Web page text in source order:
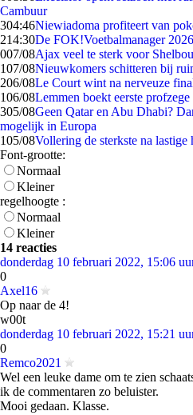
Cambuur
304:46Niewiadoma profiteert van
214:30De FOK!Voetbalmanager
007/08Ajax veel te sterk voor
107/08Nieuwkomers schitteren bij
206/08Le Court wint na nerveuze
106/08Lemmen boekt eerste
305/08Geen Qatar en Abu Dhabi?
mogelijk in Europa
105/08Vollering de sterkste na lastige
Font-grootte:
Normaal
Kleiner
regelhoogte :
Normaal
Kleiner
14 reacties
donderdag 10 februari 2022, 15:06
0
Axel16
Op naar de 4!
w00t
donderdag 10 februari 2022, 15:21
0
Remco2021
Wel een leuke dame om te zien
ik de commentaren zo beluister.
Mooi gedaan. Klasse.